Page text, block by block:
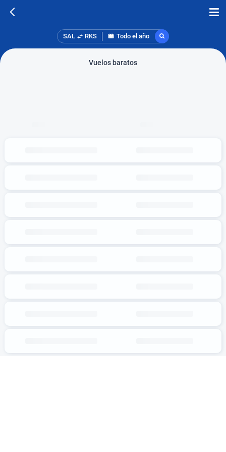
SAL RKS Todo el año
Vuelos baratos